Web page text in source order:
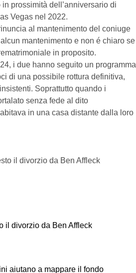
prossimità dell’anniversario di
Vegas nel 2022.
al mantenimento del coniuge
mantenimento e non é chiaro se
in proposito.
i due hanno seguito un programma
di una possibile rottura definitiva,
Soprattutto quando i
senza fede al dito
in una casa distante dalla loro
il divorzio da Ben Affleck